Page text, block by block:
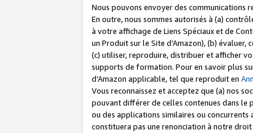
Nous pouvons envoyer des communications
En outre, nous sommes autorisés à (a)
à votre affichage de Liens Spéciaux et de
un Produit sur le Site d’Amazon), (b)
(c) utiliser, reproduire, distribuer et afficher
supports de formation. Pour en savoir plus
d’Amazon applicable, tel que reproduit en
Vous reconnaissez et acceptez que (a) nos
pouvant différer de celles contenues dans le
ou des applications similaires ou
constituera pas une renonciation à notre